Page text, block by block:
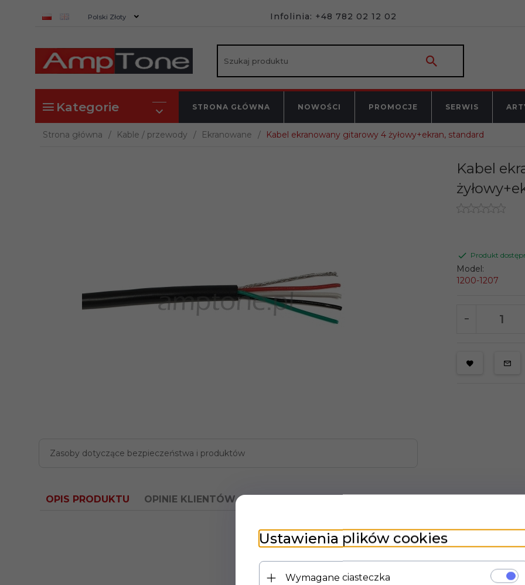
currency_h
Polski Złoty Infolinia: +48 782 02 12 02
Kategorie STRONA GŁÓWNA NOWOŚCI PROMOCJE SERWIS
Strona główna Kable / przewody Ekranowane Kabel ekranowany gitarowy 4 żyłowy+ekran, standard
Zasoby dotyczące bezpieczeństwa i produktów
Kabel
Produkt
Model:
1200-1207
OPIS PRODUKTU OPINIE KLIENTÓW
Kabel ekranowany dedykowany do połączeń w gitarach (przystawki,
czterożyłowy + ekran
żyły cynowane
Ustawienia plików cookies
Wymagane ciasteczka